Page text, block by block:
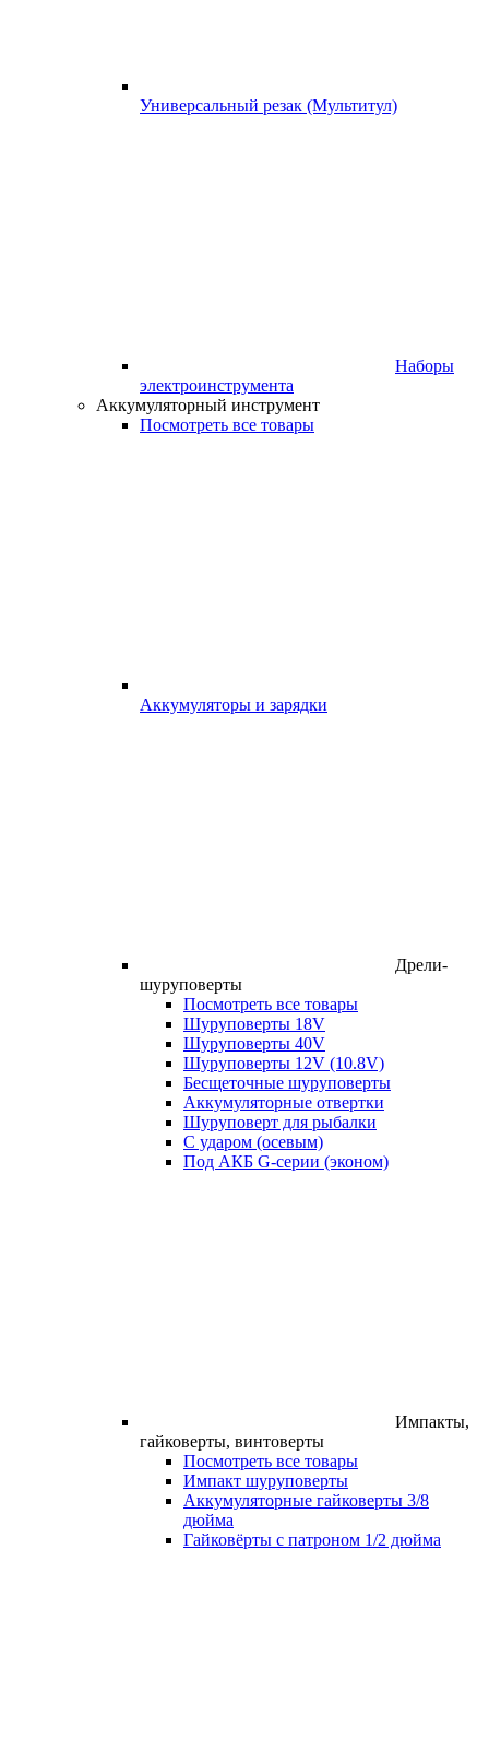
Универсальный резак (Мультитул)
Наборы
электроинструмента
Аккумуляторный инструмент
Посмотреть все товары
Аккумуляторы и зарядки
Дрели-
шуруповерты
Посмотреть все товары
Шуруповерты 18V
Шуруповерты 40V
Шуруповерты 12V (10.8V)
Бесщеточные шуруповерты
Аккумуляторные отвертки
Шуруповерт для рыбалки
С ударом (осевым)
Под АКБ G-серии (эконом)
Импакты,
гайковерты, винтоверты
Посмотреть все товары
Импакт шуруповерты
Аккумуляторные гайковерты 3/8
дюйма
Гайковёрты с патроном 1/2 дюйма